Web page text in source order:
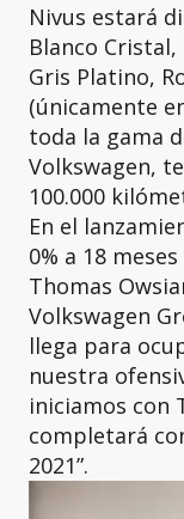
Nivus estará
Blanco
Gris Platino,
(únicamente
toda la gama
Volkswagen,
100.000
En el
0% a 18
Thomas
Volkswagen
llega para
nuestra
iniciamos con
completará
2021”.